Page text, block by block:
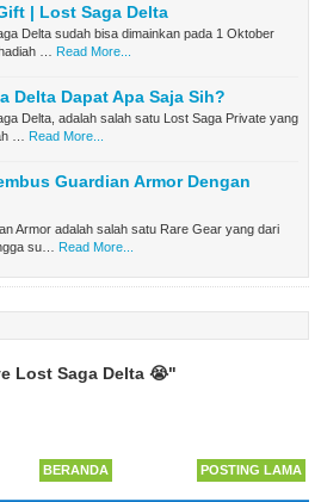
| Lost Saga Delta
Delta sudah bisa dimainkan pada 1 Oktober
…
Read More...
Delta Dapat Apa Saja Sih?
Delta, adalah salah satu Lost Saga Private yang
…
Read More...
Guardian Armor Dengan
Armor adalah salah satu Rare Gear yang dari
su…
Read More...
Lost Saga Delta 😭"
POSTING LAMA
BERANDA